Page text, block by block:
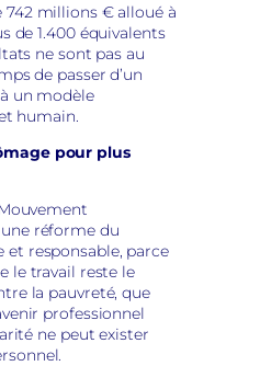
millions € alloué à
de 1.400 équivalents
ne sont pas au
de passer d’un
un modèle
humain.
pour plus
réforme du
responsable, parce
le travail reste le
la pauvreté, que
professionnel
ne peut exister